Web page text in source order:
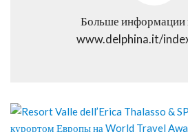
Больше информации
www.delphina.it/